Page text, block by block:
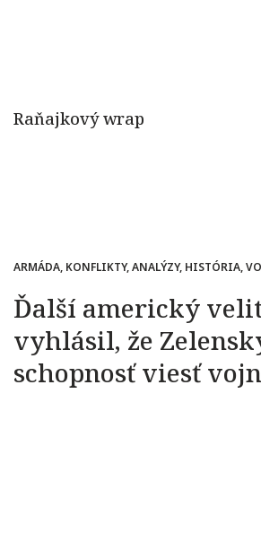
ARMÁDA, KONFLIKTY, ANALÝZY, HISTÓRIA,